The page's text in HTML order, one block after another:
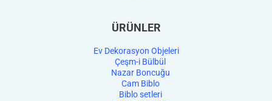
ÜRÜNLER
Ev Dekorasyon Objeleri
Çeşm-i Bülbül
Nazar Boncuğu
Cam Biblo
Biblo setleri